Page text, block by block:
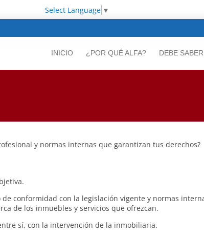
Select Language ▼
INICIO ¿POR QUÉ ALFA? DEBE SABER
y normas internas que garantizan tus derechos?
de conformidad con la legislación vigente y normas
de los inmuebles y servicios que ofrezcan.
sí, con la intervención de la inmobiliaria.